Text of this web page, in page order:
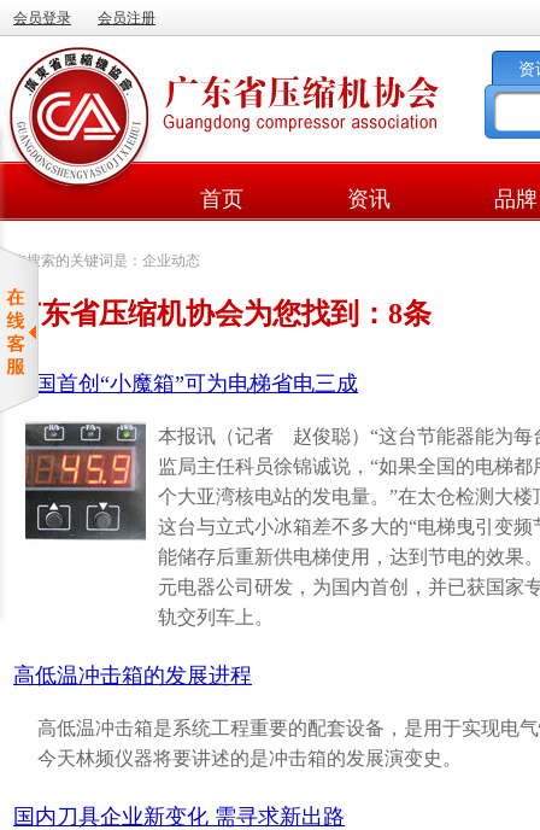
会员登录 会员注册
资
首页 资讯 品牌
您搜索的关键词是：企业动态
广东省压缩机协会为您找到：8条
全国首创“小魔箱”可为电梯省电三成
本报讯（记者 赵俊聪）“这台节能器能为每
监局主任科员徐锦诚说，“如果全国的电梯
个大亚湾核电站的发电量。”在太仓检测大
这台与立式小冰箱差不多大的“电梯曳引变
能储存后重新供电梯使用，达到节电的效果
元电器公司研发，为国内首创，并已获国家
轨交列车上。
高低温冲击箱的发展进程
高低温冲击箱是系统工程重要的配套设备，是用于实现电
今天林频仪器将要讲述的是冲击箱的发展演变史。
国内刀具企业新变化 需寻求新出路